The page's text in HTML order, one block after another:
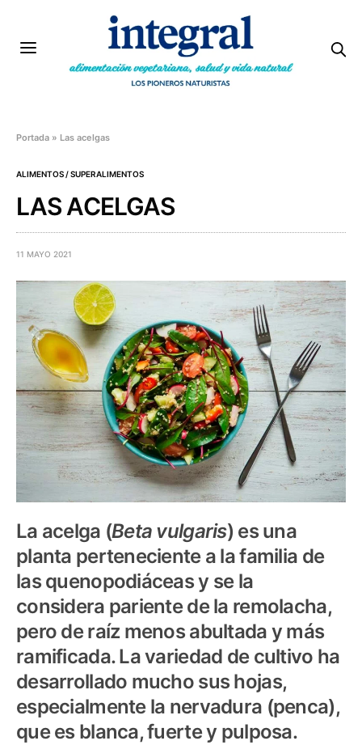
Portada » Las acelgas
ALIMENTOS / SUPERALIMENTOS
LAS ACELGAS
11 MAYO 2021
La acelga (Beta vulgaris) es una
planta perteneciente a la familia de
las quenopodiáceas y se la
considera pariente de la remolacha,
pero de raíz menos abultada y más
ramificada. La variedad de cultivo ha
desarrollado mucho sus hojas,
especialmente la nervadura (penca),
que es blanca, fuerte y pulposa.